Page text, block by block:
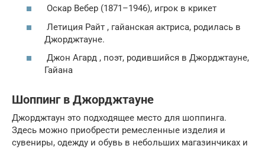
Оскар Вебер (1871–1946), игрок в крикет
Летиция Райт , гайанская актриса, родилась в
Джорджтауне.
Джон Агард , поэт, родившийся в Джорджтауне,
Гайана
Шоппинг в Джорджтауне
Джорджтаун это подходящее место для шоппинга.
Здесь можно приобрести ремесленные изделия и
сувениры, одежду и обувь в небольших магазинчиках и